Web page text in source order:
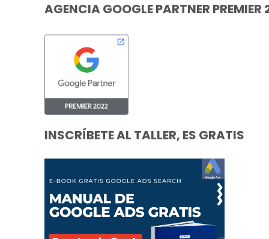
AGENCIA GOOGLE PARTNER PREMIER
INSCRÍBETE AL TALLER, ES GRATIS